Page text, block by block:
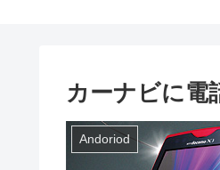
カーナビに
Andoriod